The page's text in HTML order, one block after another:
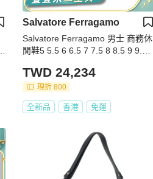
Salvatore Ferragamo
Salvatore Ferragamo 男士 商務休
閒鞋5 5.5 6 6.5 7 7.5 8 8.5 9 9.5 1
TWD 24,234
現折 800
全新品 香港 免運